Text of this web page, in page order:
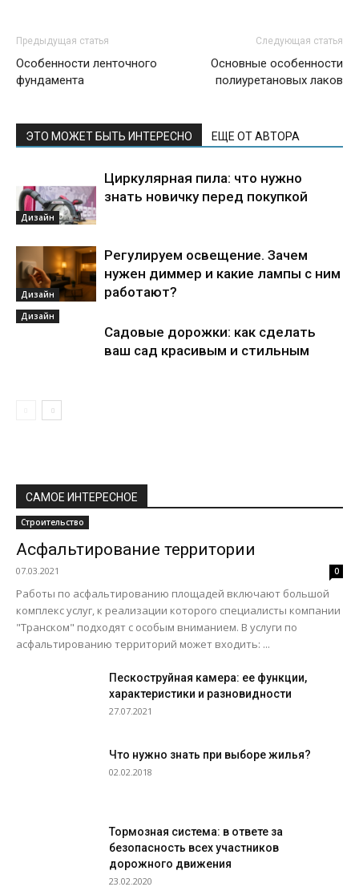
Предыдущая статья
Особенности ленточного
фундамента
Следующая статья
Основные особенности
полиуретановых лаков
ЭТО МОЖЕТ БЫТЬ ИНТЕРЕСНО ЕЩЕ ОТ АВТОРА
Дизайн
Циркулярная пила: что нужно
знать новичку перед покупкой
Дизайн
Регулируем освещение. Зачем
нужен диммер и какие лампы с ним
работают?
Дизайн
Садовые дорожки: как сделать
ваш сад красивым и стильным
САМОЕ ИНТЕРЕСНОЕ
Строительство
Асфальтирование территории
07.03.2021 0
Работы по асфальтированию площадей включают большой
комплекс услуг, к реализации которого специалисты компании
"Транском" подходят с особым вниманием. В услуги по
асфальтированию территорий может входить: ...
Пескоструйная камера: ее функции,
характеристики и разновидности
27.07.2021
Что нужно знать при выборе жилья?
02.02.2018
Тормозная система: в ответе за
безопасность всех участников
дорожного движения
23.02.2020